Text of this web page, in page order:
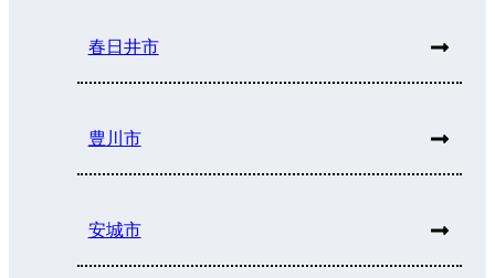
春日井市
豊川市
安城市